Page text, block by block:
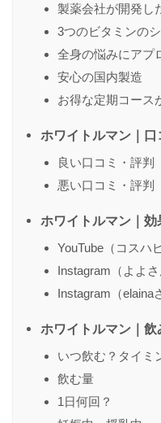
製薬会社が開発し
3つのビタミンの
全身の悩みにアプ
安心の国内製造
お得な定期コース
ホワイトルマン｜口
良い口コミ・評判
悪い口コミ・評判
ホワイトルマン｜効
YouTube（コスハ
Instagram（よよさ
Instagram（elaina
ホワイトルマン｜飲
いつ飲む？タイミ
飲む量
1日何回？